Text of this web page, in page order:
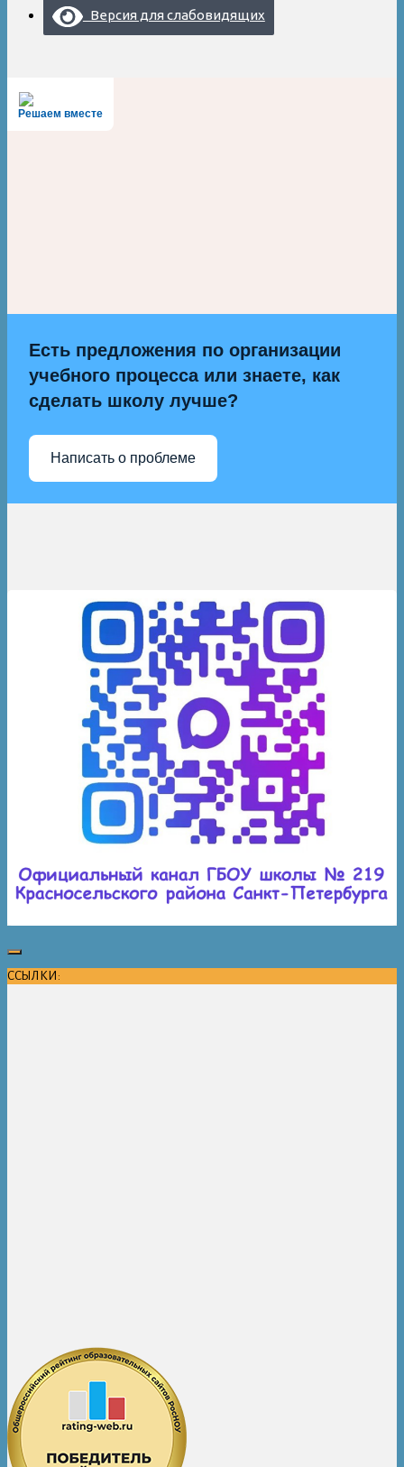
Версия для слабовидящих
Решаем вместе
Есть предложения по организации
учебного процесса или знаете, как
сделать школу лучше?
Написать о проблеме
ССЫЛКИ: